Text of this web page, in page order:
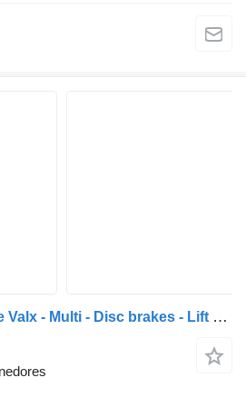
Pacton TXC343 3-axle Valx - Multi - Disc brakes - Lift axle - 3x extend